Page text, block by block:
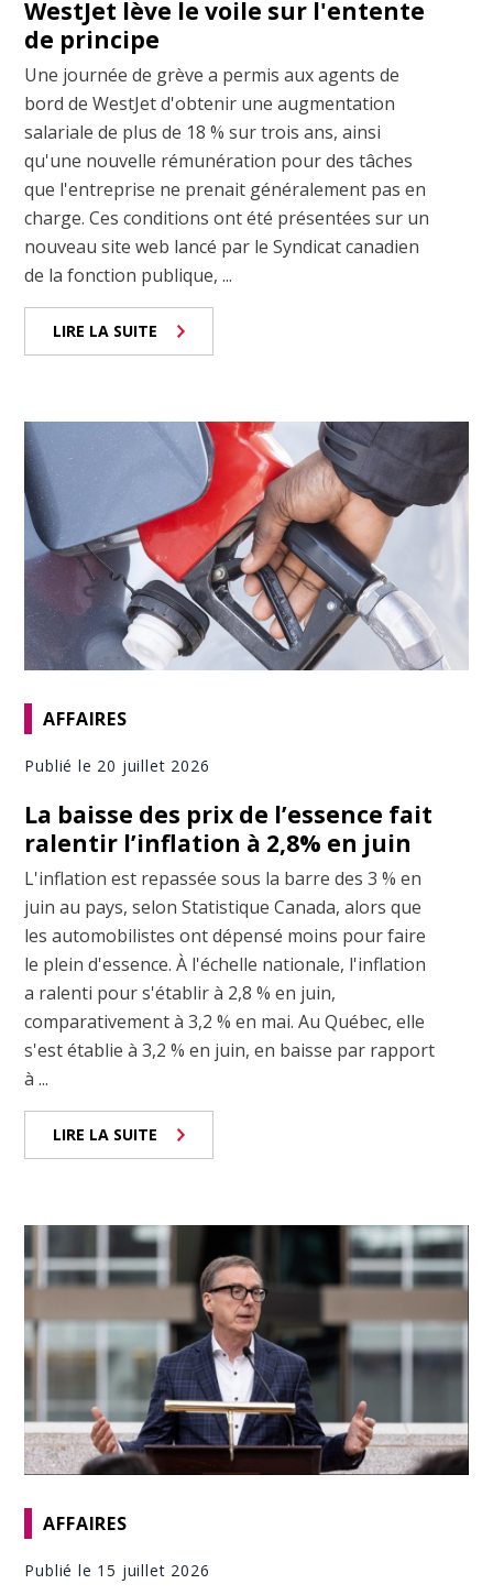
WestJet lève le voile sur l'entente
de principe
Une journée de grève a permis aux agents de
bord de WestJet d'obtenir une augmentation
salariale de plus de 18 % sur trois ans, ainsi
qu'une nouvelle rémunération pour des tâches
que l'entreprise ne prenait généralement pas en
charge. Ces conditions ont été présentées sur un
nouveau site web lancé par le Syndicat canadien
de la fonction publique, ...
LIRE LA SUITE
AFFAIRES
Publié le 20 juillet 2026
La baisse des prix de l’essence fait
ralentir l’inflation à 2,8% en juin
L'inflation est repassée sous la barre des 3 % en
juin au pays, selon Statistique Canada, alors que
les automobilistes ont dépensé moins pour faire
le plein d'essence. À l'échelle nationale, l'inflation
a ralenti pour s'établir à 2,8 % en juin,
comparativement à 3,2 % en mai. Au Québec, elle
s'est établie à 3,2 % en juin, en baisse par rapport
à ...
LIRE LA SUITE
AFFAIRES
Publié le 15 juillet 2026